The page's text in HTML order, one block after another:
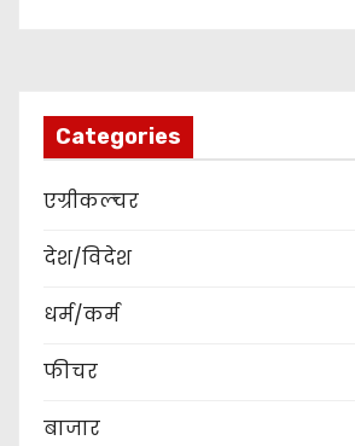
Categories
एग्रीकल्चर
देश/विदेश
धर्म/कर्म
फीचर
बाजार